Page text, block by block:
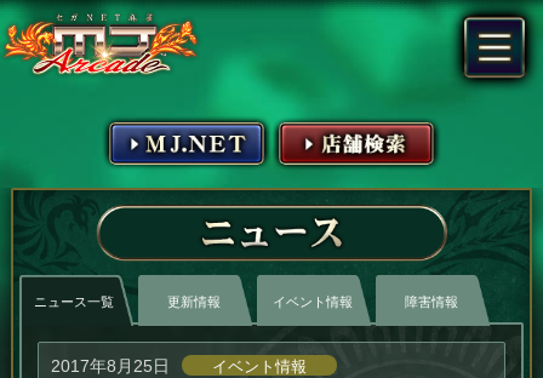
MJ.NET
ニュース
ニュース一覧 更新情報 イベント情報 障害情報
2017年8月25日 イベント情報